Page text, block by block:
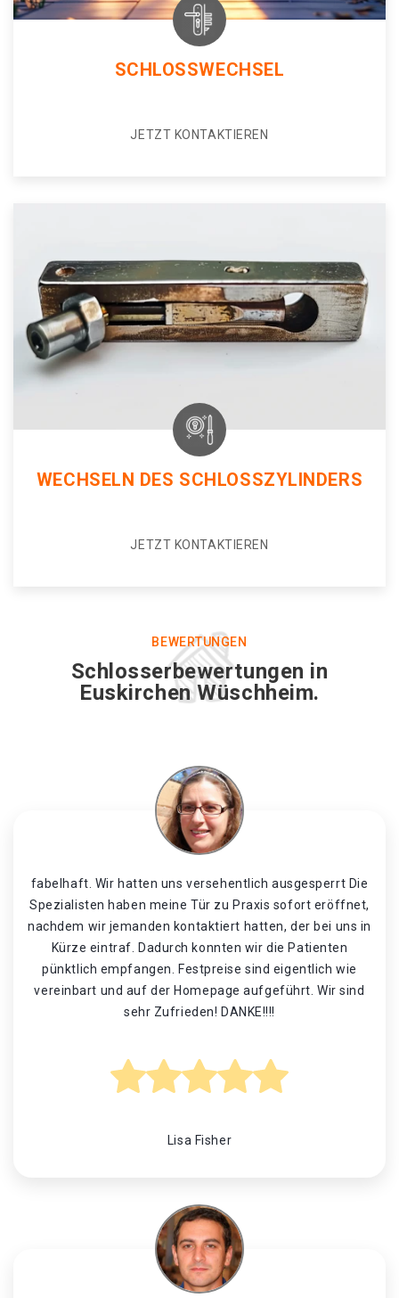
SCHLOSSWECHSEL
JETZT KONTAKTIEREN
WECHSELN DES SCHLOSSZYLINDERS
JETZT KONTAKTIEREN
BEWERTUNGEN
Schlosserbewertungen in
Euskirchen Wüschheim.
fabelhaft. Wir hatten uns versehentlich ausgesperrt Die
Spezialisten haben meine Tür zu Praxis sofort eröffnet,
nachdem wir jemanden kontaktiert hatten, der bei uns in
Kürze eintraf. Dadurch konnten wir die Patienten
pünktlich empfangen. Festpreise sind eigentlich wie
vereinbart und auf der Homepage aufgeführt. Wir sind
sehr Zufrieden! DANKE!!!!
Lisa Fisher